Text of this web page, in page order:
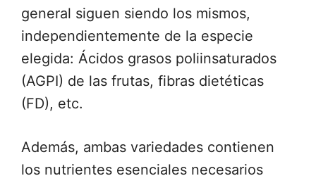
general siguen siendo los mismos,
independientemente de la especie
elegida: Ácidos grasos poliinsaturados
(AGPI) de las frutas, fibras dietéticas
(FD), etc.
Además, ambas variedades contienen
los nutrientes esenciales necesarios